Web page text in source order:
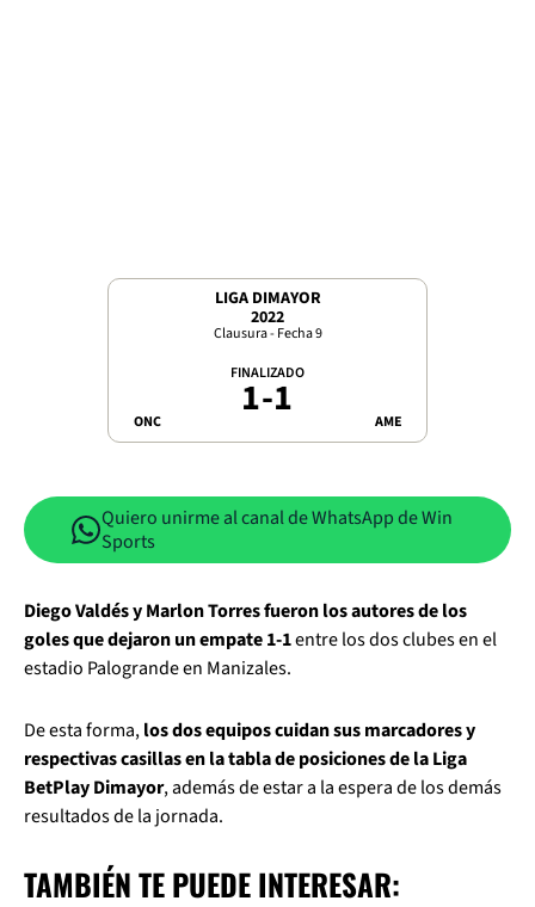
LIGA DIMAYOR
2022
Clausura - Fecha 9
ONC
FINALIZADO
1-1 AME
Quiero unirme al canal de WhatsApp de Win
Sports
Diego Valdés y Marlon Torres fueron los autores de los
goles que dejaron un empate 1-1entre los dos clubes en el
estadio Palogrande en Manizales.
De esta forma,los dos equipos cuidan sus marcadores y
respectivas casillas en la tabla de posiciones de la Liga
BetPlay Dimayor, además de estar a la espera de los demás
resultados de la jornada.
TAMBIÉN TE PUEDE INTERESAR: